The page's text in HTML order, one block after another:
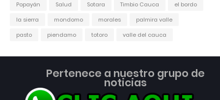
Popayán
Salud Sotara Timbio Cauca
el bordo
la sierra
mondomo morales
palmira valle
pasto
piendamo totoro valle del cauca
Pertenece a nuestro grupo de
noticias